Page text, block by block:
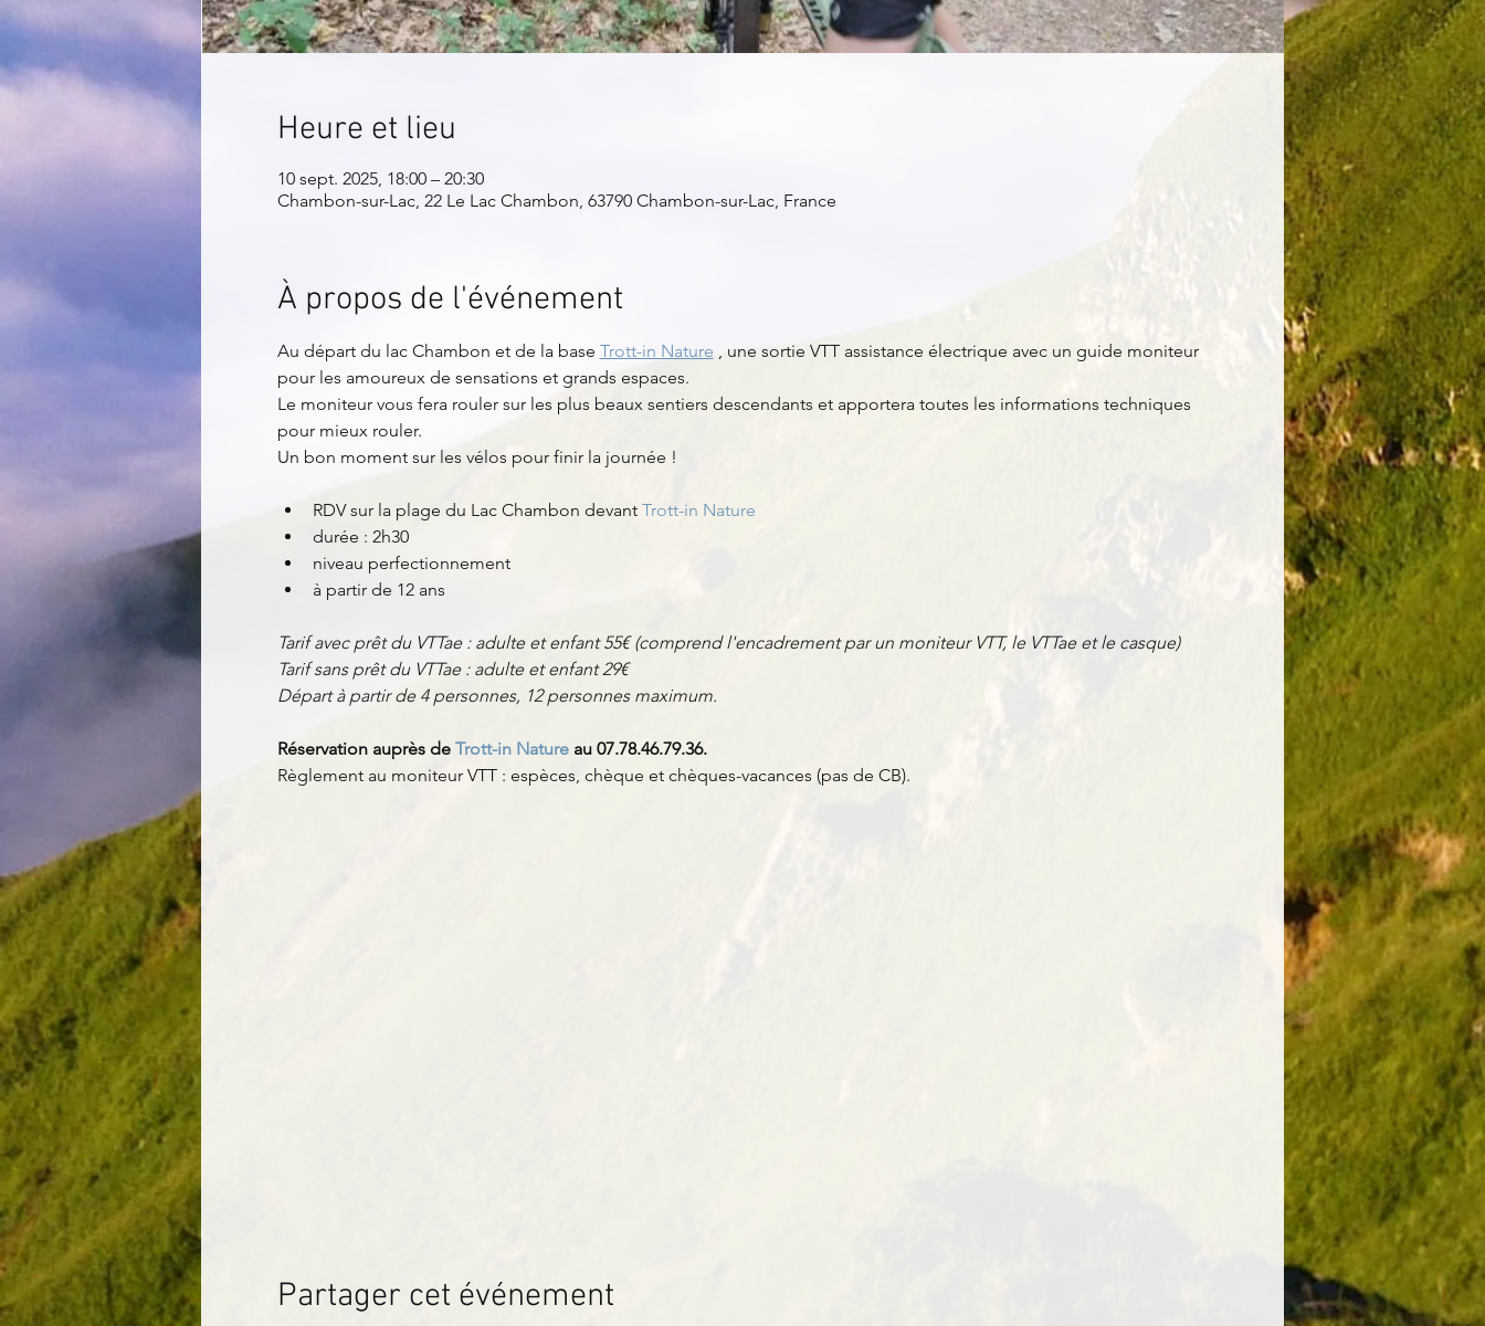
Heure et lieu
10 sept. 2025, 18:00 – 20:30
Chambon-sur-Lac, 22 Le Lac Chambon, 63790 Chambon-sur-Lac, France
À propos de l'événement
Au départ du lac Chambon et de la base Trott-in Nature , une sortie VTT assistance électrique avec un guide moniteur
pour les amoureux de sensations et grands espaces.
Le moniteur vous fera rouler sur les plus beaux sentiers descendants et apportera toutes les informations techniques
pour mieux rouler.
Un bon moment sur les vélos pour finir la journée !
RDV sur la plage du Lac Chambon devant Trott-in Nature
durée : 2h30
niveau perfectionnement
à partir de 12 ans
Tarif avec prêt du VTTae : adulte et enfant 55€ (comprend l'encadrement par un moniteur VTT, le VTTae et le casque)
Tarif sans prêt du VTTae : adulte et enfant 29€
Départ à partir de 4 personnes, 12 personnes maximum.
Réservation auprès de Trott-in Nature au 07.78.46.79.36.
Règlement au moniteur VTT : espèces, chèque et chèques-vacances (pas de CB).
Partager cet événement